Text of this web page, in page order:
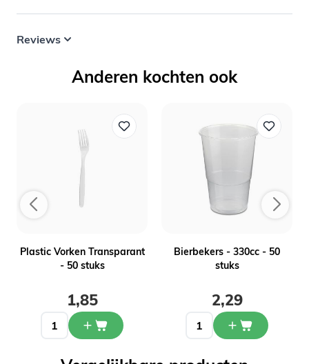
Reviews
Anderen kochten ook
Plastic Vorken Transparant
- 50 stuks
1,85
Bierbekers - 330cc - 50
stuks
2,29